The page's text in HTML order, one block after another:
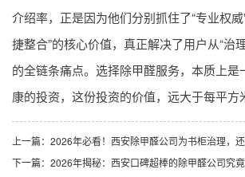
介绍率，正是因为他们分别抓住了“专业权威
捷整合”的核心价值，真正解决了用户从“治
的全链条痛点。选择除甲醛服务，本质上是
康的投资，这份投资的价值，远大于每平方
上一篇： 2026年必看！西安除甲醛公司为书柜治理，还
下一篇： 2026年揭秘：西安口碑超棒的除甲醛公司究竟